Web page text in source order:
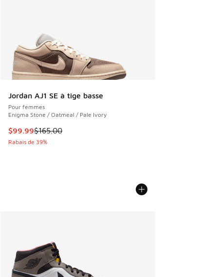
Jordan AJ1 SE à tige basse
Pour femmes
Enigma Stone / Oatmeal / Pale Ivory
Cet article est en solde. Le prix est passé de $165.00 à
$99.99$165.00
Rabais de 39%